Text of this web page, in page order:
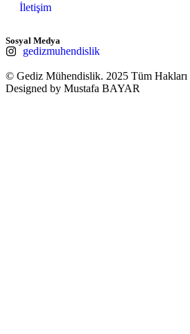
İletişim
Sosyal Medya
gedizmuhendislik
© Gediz Mühendislik. 2025 Tüm Hakları
Designed by Mustafa BAYAR